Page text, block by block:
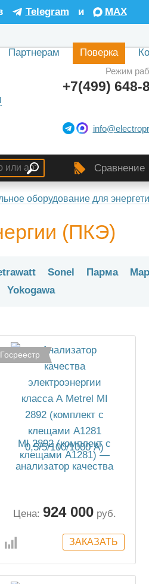
Telegram и
MAX
Партнерам Поверка
Режим
+7(499) 648-
Сравнение
оборудование для
(ПКЭ)
Sonel Парма
Yokogawa
Госреестр
MI 2892 (комплект с
клещами А1281) —
анализатор качества
Цена: 924 000 руб.